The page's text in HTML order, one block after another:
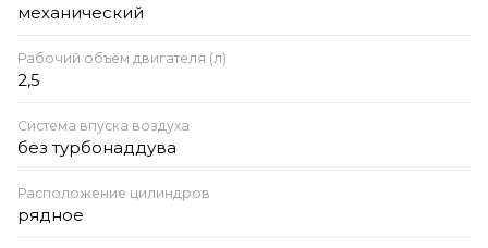
механический
Рабочий объём двигателя (л)
2,5
Система впуска воздуха
без турбонаддува
Расположение цилиндров
рядное